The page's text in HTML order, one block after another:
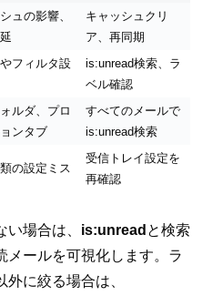
ュの影響、
キャッシュクリ
ア、再同期
フィルタ設
is:unread検索、ラ
ベル確認
ルダ、プロ
ンタブ
すべてのメールで
is:unread検索
の設定ミス
受信トレイ設定を
再確認
場合は、 is:unread と検索
メールを可視化します。ラ
に絞る場合は、